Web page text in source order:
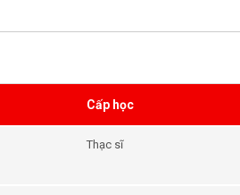
Cấp học
Thạc sĩ